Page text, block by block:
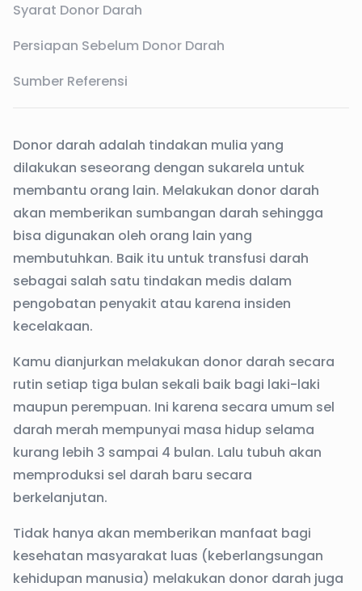
Syarat Donor Darah
Persiapan Sebelum Donor Darah
Sumber Referensi
Donor darah adalah tindakan mulia yang
dilakukan seseorang dengan sukarela untuk
membantu orang lain. Melakukan donor darah
akan memberikan sumbangan darah sehingga
bisa digunakan oleh orang lain yang
membutuhkan. Baik itu untuk transfusi darah
sebagai salah satu tindakan medis dalam
pengobatan penyakit atau karena insiden
kecelakaan.
Kamu dianjurkan melakukan donor darah secara
rutin setiap tiga bulan sekali baik bagi laki-laki
maupun perempuan. Ini karena secara umum sel
darah merah mempunyai masa hidup selama
kurang lebih 3 sampai 4 bulan. Lalu tubuh akan
memproduksi sel darah baru secara
berkelanjutan.
Tidak hanya akan memberikan manfaat bagi
kesehatan masyarakat luas (keberlangsungan
kehidupan manusia) melakukan donor darah juga